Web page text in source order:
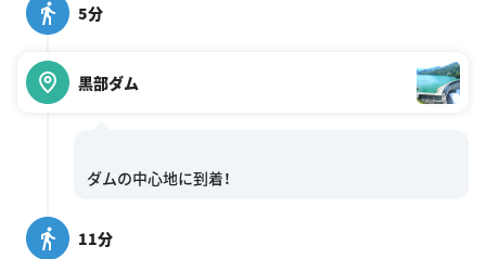
5分
黒部ダム
11分